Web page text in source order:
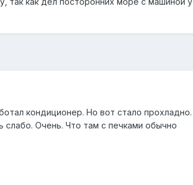
кондиционер. Но вот стало прохладно.
слабо. Очень. Что там с печками обычно